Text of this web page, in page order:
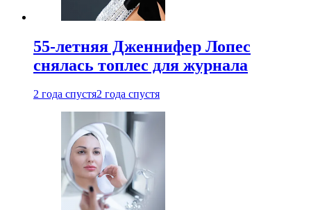
55-летняя Дженнифер Лопес
снялась топлес для журнала
2 года спустя2 года спустя